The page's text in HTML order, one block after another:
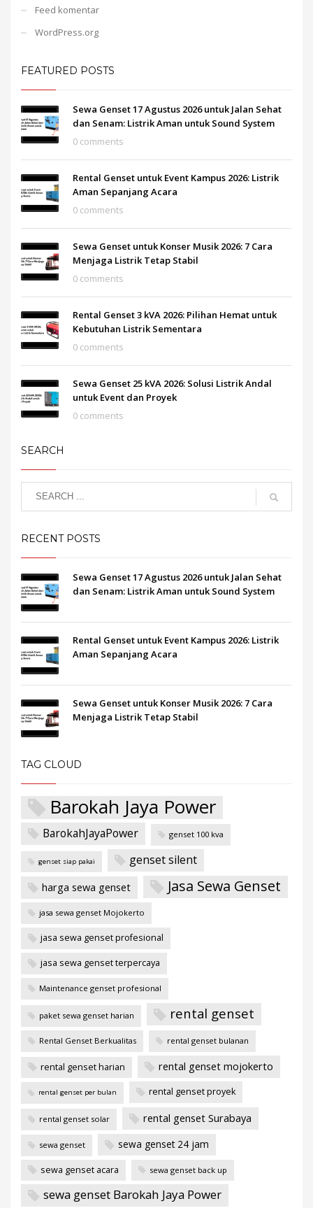
Feed komentar
WordPress.org
FEATURED POSTS
Sewa Genset 17 Agustus 2026 untuk Jalan Sehat
dan Senam: Listrik Aman untuk Sound System
0 comments
Rental Genset untuk Event Kampus 2026: Listrik
Aman Sepanjang Acara
0 comments
Sewa Genset untuk Konser Musik 2026: 7 Cara
Menjaga Listrik Tetap Stabil
0 comments
Rental Genset 3 kVA 2026: Pilihan Hemat untuk
Kebutuhan Listrik Sementara
0 comments
Sewa Genset 25 kVA 2026: Solusi Listrik Andal
untuk Event dan Proyek
0 comments
SEARCH
RECENT POSTS
Sewa Genset 17 Agustus 2026 untuk Jalan Sehat
dan Senam: Listrik Aman untuk Sound System
Rental Genset untuk Event Kampus 2026: Listrik
Aman Sepanjang Acara
Sewa Genset untuk Konser Musik 2026: 7 Cara
Menjaga Listrik Tetap Stabil
TAG CLOUD
Barokah Jaya Power
BarokahJayaPower genset 100 kva
genset siap pakai genset silent
harga sewa genset Jasa Sewa Genset
jasa sewa genset Mojokerto
jasa sewa genset profesional
jasa sewa genset terpercaya
Maintenance genset profesional
paket sewa genset harian rental genset
Rental Genset Berkualitas rental genset bulanan
rental genset harian rental genset mojokerto
rental genset per bulan rental genset proyek
rental genset solar rental genset Surabaya
sewa genset sewa genset 24 jam
sewa genset acara sewa genset back up
sewa genset Barokah Jaya Power